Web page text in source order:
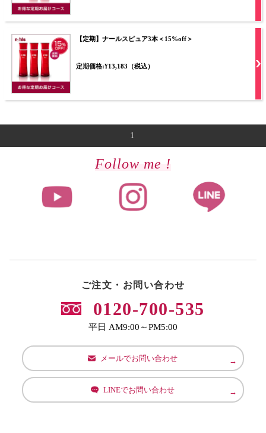
【定期】ナールスピュア3本＜15%off＞
定期価格:¥13,183（税込）
1
Follow me !
ご注文・お問い合わせ
0120-700-535
平日 AM9:00～PM5:00
メールでお問い合わせ
LINEでお問い合わせ